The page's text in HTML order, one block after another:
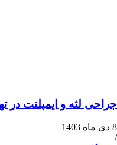
و ایمپلنت در تهران